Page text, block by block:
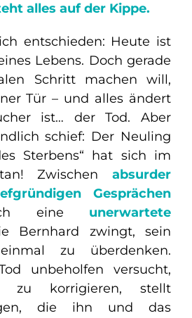
alles auf der Kippe.
entschieden: Heute ist
Lebens. Doch gerade
Schritt machen will,
Tür – und alles ändert
ist… der Tod. Aber
schief: Der Neuling
Sterbens“ hat sich im
Zwischen absurder
Gesprächen
eine unerwartete
Bernhard zwingt, sein
zu überdenken.
unbeholfen versucht,
zu korrigieren, stellt
die ihn und das